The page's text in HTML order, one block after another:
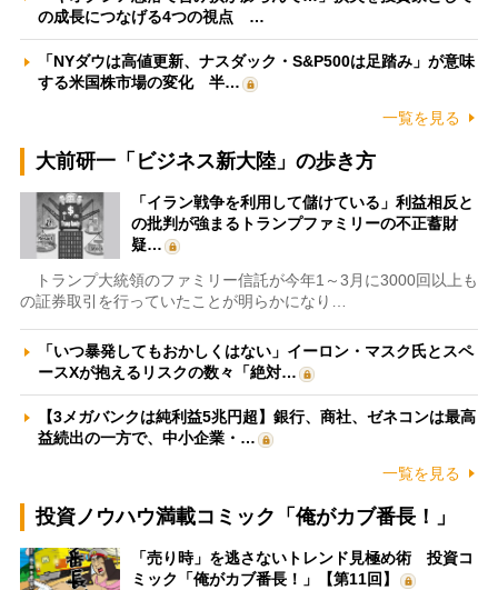
の成長につなげる4つの視点 …
「NYダウは高値更新、ナスダック・S&P500は足踏み」が意味
する米国株市場の変化 半…
一覧を見る
大前研一「ビジネス新大陸」の歩き方
「イラン戦争を利用して儲けている」利益相反と
の批判が強まるトランプファミリーの不正蓄財
疑…
トランプ大統領のファミリー信託が今年1～3月に3000回以上も
の証券取引を行っていたことが明らかになり…
「いつ暴発してもおかしくはない」イーロン・マスク氏とスペ
ースXが抱えるリスクの数々「絶対…
【3メガバンクは純利益5兆円超】銀行、商社、ゼネコンは最高
益続出の一方で、中小企業・…
一覧を見る
投資ノウハウ満載コミック「俺がカブ番長！」
「売り時」を逃さないトレンド見極め術 投資コ
ミック「俺がカブ番長！」【第11回】